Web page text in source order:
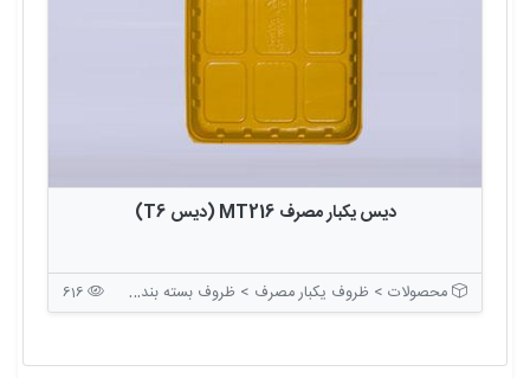
دیس یکبار مصرف MT216 (دیس T6)
محصولات > ظروف یکبار مصرف > ظروف بسته بندی بدون درب